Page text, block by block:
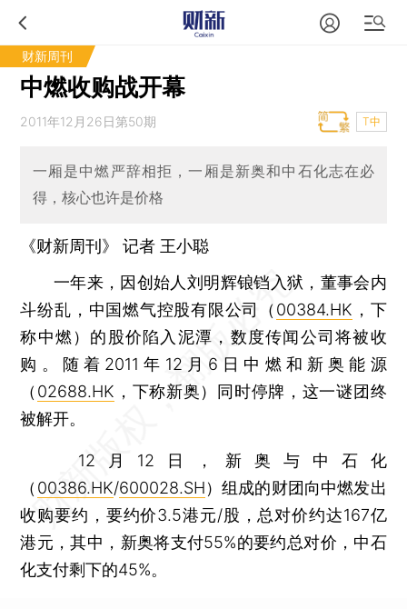
财新周刊
中燃收购战开幕
2011年12月26日第50期 T中
一厢是中燃严辞相拒，一厢是新奥和中石化志在必
得，核心也许是价格
《财新周刊》 记者 王小聪
一年来，因创始人刘明辉锒铛入狱，董事会内
斗纷乱，中国燃气控股有限公司（00384.HK ，下
称中燃）的股价陷入泥潭，数度传闻公司将被收
购。随着2011年12月6日中燃和新奥能源
（ 02688.HK ，下称新奥）同时停牌，这一谜团终
被解开。
12月12日，新奥与中石化
（ 00386.HK/600028.SH）组成的财团向中燃发出
收购要约，要约价3.5港元/股，总对价约达167亿
港元，其中，新奥将支付55%的要约总对价，中石
化支付剩下的45%。